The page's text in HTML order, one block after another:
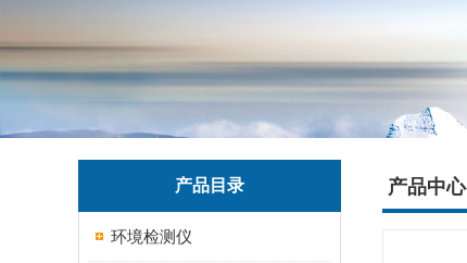
产品目录
环境检测仪
产品中心